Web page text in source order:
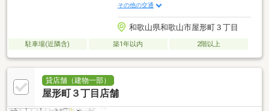
その他の交通
和歌山県和歌山市屋形町３丁目
駐車場(近隣含) 築1年以内 2階以上
貸店舗（建物一部）
屋形町３丁目店舗